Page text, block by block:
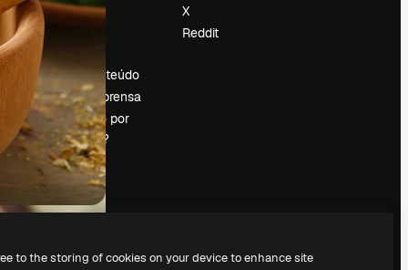
Blog
Eventos
Slidesgo
Vender conteúdo
Sala de imprensa
Procurando por
magnific.ai?
X
Reddit
to the storing of cookies on your device to enhance site